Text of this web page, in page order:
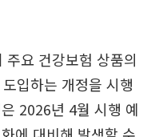
요 건강보험 상품의
입하는 개정을 시행
2026년 4월 시행 예